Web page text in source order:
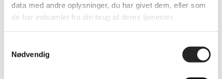
data med andre oplysninger, du har givet dem, eller som
de har indsamlet fra din brug af deres tjenester.
Nødvendig
primære arbejdsopgaver bliver at varetage salg og være ansvarlig for TSØ
Kasper vil også blive meget synlig til vores hjemmekampe og ved